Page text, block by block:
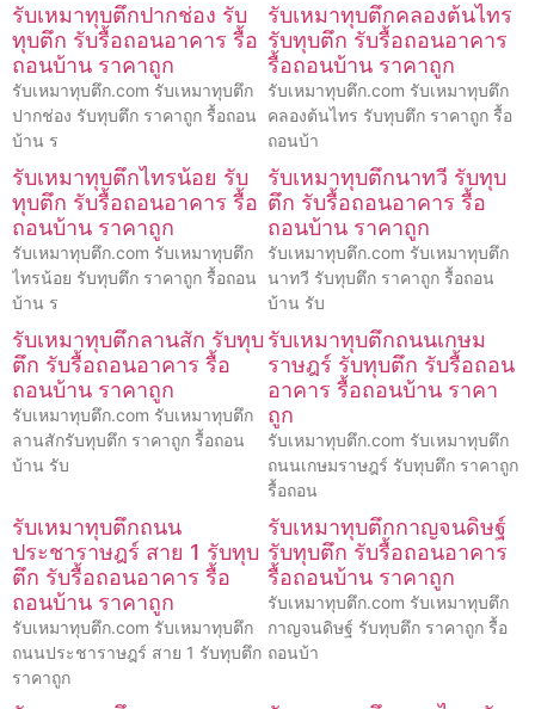
รับเหมาทุบตึกปากช่อง รับ
ทุบตึก รับรื้อถอนอาคาร รื้อ
ถอนบ้าน ราคาถูก
รับเหมาทุบตึก.com รับเหมาทุบตึก
ปากช่อง รับทุบตึก ราคาถูก รื้อถอน
บ้าน ร
รับเหมาทุบตึกคลองต้นไทร
รับทุบตึก รับรื้อถอนอาคาร
รื้อถอนบ้าน ราคาถูก
รับเหมาทุบตึก.com รับเหมาทุบตึก
คลองต้นไทร รับทุบตึก ราคาถูก รื้อ
ถอนบ้า
รับเหมาทุบตึกไทรน้อย รับ
ทุบตึก รับรื้อถอนอาคาร รื้อ
ถอนบ้าน ราคาถูก
รับเหมาทุบตึก.com รับเหมาทุบตึก
ไทรน้อย รับทุบตึก ราคาถูก รื้อถอน
บ้าน ร
รับเหมาทุบตึกนาทวี รับทุบ
ตึก รับรื้อถอนอาคาร รื้อ
ถอนบ้าน ราคาถูก
รับเหมาทุบตึก.com รับเหมาทุบตึก
นาทวี รับทุบตึก ราคาถูก รื้อถอน
บ้าน รับ
รับเหมาทุบตึกลานสัก รับทุบ
ตึก รับรื้อถอนอาคาร รื้อ
ถอนบ้าน ราคาถูก
รับเหมาทุบตึก.com รับเหมาทุบตึก
ลานสักรับทุบตึก ราคาถูก รื้อถอน
บ้าน รับ
รับเหมาทุบตึกถนนเกษม
ราษฎร์ รับทุบตึก รับรื้อถอน
อาคาร รื้อถอนบ้าน ราคา
ถูก
รับเหมาทุบตึก.com รับเหมาทุบตึก
ถนนเกษมราษฎร์ รับทุบตึก ราคาถูก
รื้อถอน
รับเหมาทุบตึกถนน
ประชาราษฎร์ สาย 1 รับทุบ
ตึก รับรื้อถอนอาคาร รื้อ
ถอนบ้าน ราคาถูก
รับเหมาทุบตึก.com รับเหมาทุบตึก
ถนนประชาราษฎร์ สาย 1 รับทุบตึก
ราคาถูก
รับเหมาทุบตึกกาญจนดิษฐ์
รับทุบตึก รับรื้อถอนอาคาร
รื้อถอนบ้าน ราคาถูก
รับเหมาทุบตึก.com รับเหมาทุบตึก
กาญจนดิษฐ์ รับทุบตึก ราคาถูก รื้อ
ถอนบ้า